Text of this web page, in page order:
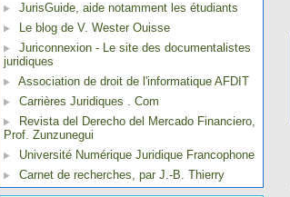
JurisGuide, aide notamment les étudiants
Le blog de V. Wester Ouisse
Juriconnexion - Le site des documentalistes
juridiques
Association de droit de l'informatique AFDIT
Carrières Juridiques . Com
Revista del Derecho del Mercado Financiero,
Prof. Zunzunegui
Université Numérique Juridique Francophone
Carnet de recherches, par J.-B. Thierry